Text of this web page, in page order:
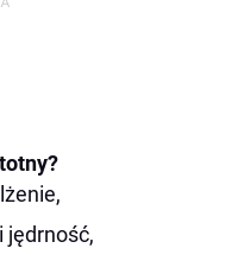
jędrność,